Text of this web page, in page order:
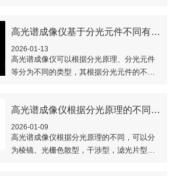
技术的类..
高光谱成像仪基于分光元件不同有哪些类型？
2026-01-13
高光谱成像仪​可以根据分光原理、分光元件
等分为不同的类型，其根据分光元件的不
型..
高光谱成像仪根据分光原理的不同有哪些类型？
2026-01-09
高光谱成像仪根据分光原理的不同，可以分
为棱镜、光栅色散型，干涉型，滤光片型，